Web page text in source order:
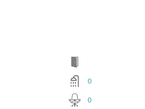
0
0